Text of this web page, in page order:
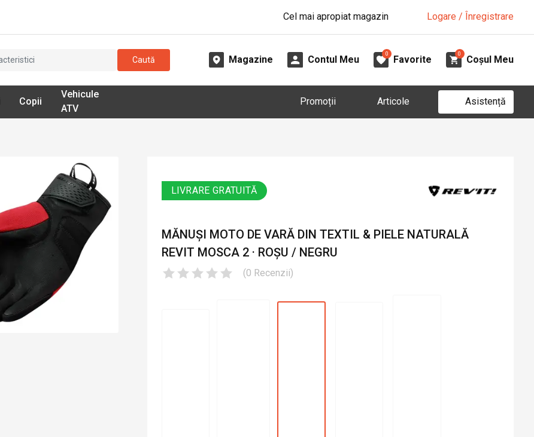
Cel mai apropiat magazin Logare / Înregistrare
Caută Magazine Contul Meu
0
Favorite
0
Coșul Meu
Copii
Vehicule
ATV
Promoții Articole Asistență
LIVRARE GRATUITĂ
MĂNUȘI MOTO DE VARĂ DIN TEXTIL & PIELE NATURALĂ
REVIT MOSCA 2 · ROȘU / NEGRU
(0 Recenzii)